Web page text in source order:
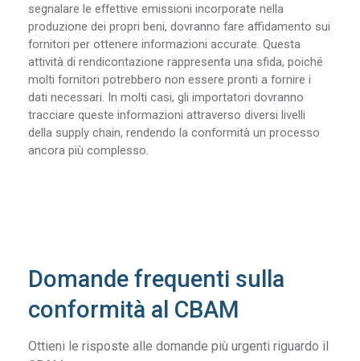
segnalare le effettive emissioni incorporate nella
produzione dei propri beni, dovranno fare affidamento sui
fornitori per ottenere informazioni accurate. Questa
attività di rendicontazione rappresenta una sfida, poiché
molti fornitori potrebbero non essere pronti a fornire i
dati necessari. In molti casi, gli importatori dovranno
tracciare queste informazioni attraverso diversi livelli
della supply chain, rendendo la conformità un processo
ancora più complesso.
Domande frequenti sulla
conformità al CBAM
Ottieni le risposte alle domande più urgenti riguardo il